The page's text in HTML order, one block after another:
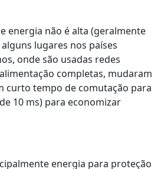
energia não é alta (geralmente
lugares nos países
onde são usadas redes
completas, mudaram
curto tempo de comutação para
10 ms) para economizar
energia para proteção